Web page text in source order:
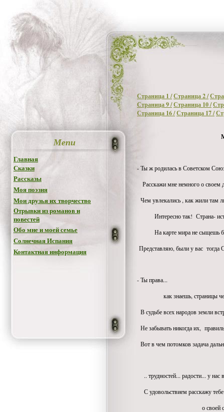
Menu
Главная
Сказки
Рассказы
Моя поэзия
Мои друзья их творчество
Отрывки из романов и
повестей
Обо мне и моей семье
Солнечная Испания
Контактная информация
Страница 1 /Страница 2 /
Страница 9 /Страница 10 /
Страница 16 /Страница 17 /
- Ты ж родилась в Советском
Расскажи мне немного о своем
Чем увлекались , как жили там
Интересно так! Страна-
На карте мира не сыщешь
Представляю, были у вас
- Ты права...
как знаешь, страницы
В судьбе всех народов земли
Не забывать никогда их,
Вот в чем потомков задача
.. трудностей... радости... у нас
С удовольствием расскажу тебе
о своей